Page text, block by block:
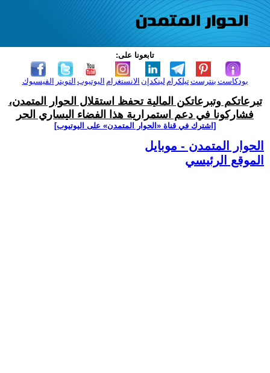
تابعونا على:
الفيسبوك التويتر اليوتيوب الانستغرام لينكدإن تيلكرامبنترست بودكاست
تبرعاتكم وتبرعاتكن المالية تحفظ استقلال الحوار المتمدن،
فشاركونا في دعم استمرارية هذا الفضاء اليساري الحر
[اشترك في قناة ‫«الحوار المتمدن» على اليوتيوب]
الحوار المتمدن - موبايل
الموقع الرئيسي